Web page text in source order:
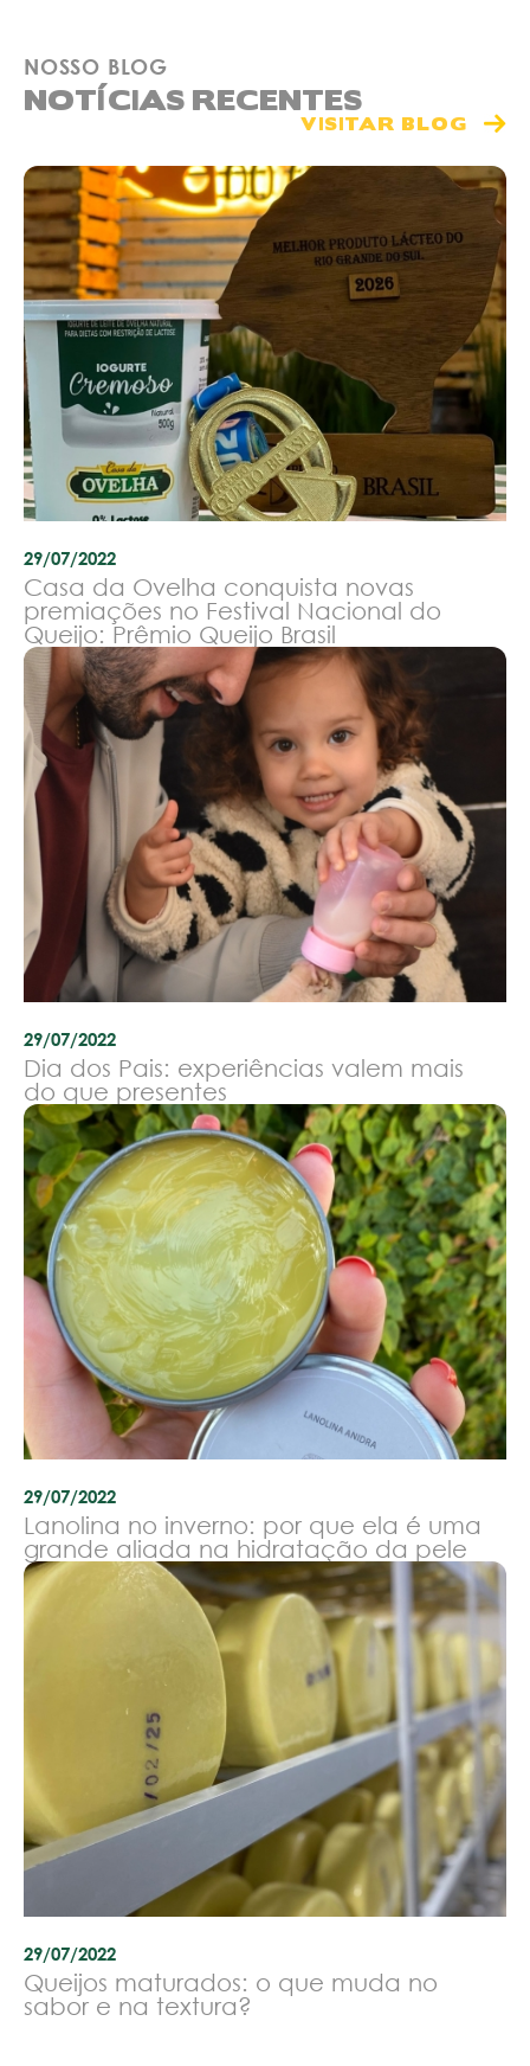
NOSSO BLOG
NOTÍCIAS RECENTES
VISITAR BLOG
29/07/2022
Casa da Ovelha conquista novas
premiações no Festival Nacional do
Queijo: Prêmio Queijo Brasil
29/07/2022
Dia dos Pais: experiências valem mais
do que presentes
29/07/2022
Lanolina no inverno: por que ela é uma
grande aliada na hidratação da pele
29/07/2022
Queijos maturados: o que muda no
sabor e na textura?